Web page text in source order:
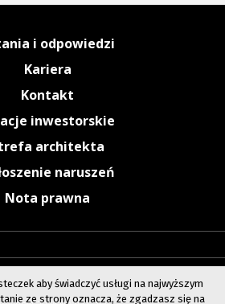
i odpowiedzi
Kariera
Kontakt
inwestorskie
architekta
naruszeń
Nota prawna
aby świadczyć usługi na najwyższym
ze strony oznacza, że zgadzasz się na